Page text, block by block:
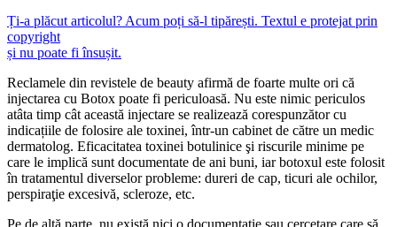
Ți-a plăcut articolul? Acum poți să-l tipărești. Textul e protejat prin
copyright
și nu poate fi însușit.
Reclamele din revistele de beauty afirmă de foarte multe ori că
injectarea cu Botox poate fi periculoasă. Nu este nimic periculos
atâta timp cât această injectare se realizează corespunzător cu
indicațiile de folosire ale toxinei, într-un cabinet de către un medic
dermatolog. Eficacitatea toxinei botulinice şi riscurile minime pe
care le implică sunt documentate de ani buni, iar botoxul este folosit
în tratamentul diverselor probleme: dureri de cap, ticuri ale ochilor,
perspiraţie excesivă, scleroze, etc.